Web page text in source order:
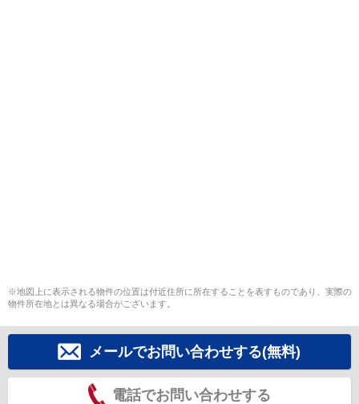
※地図上に表示される物件の位置は付近住所に所在することを表すものであり、実際の
物件所在地とは異なる場合がございます。
メールでお問い合わせする(無料)
電話でお問い合わせする